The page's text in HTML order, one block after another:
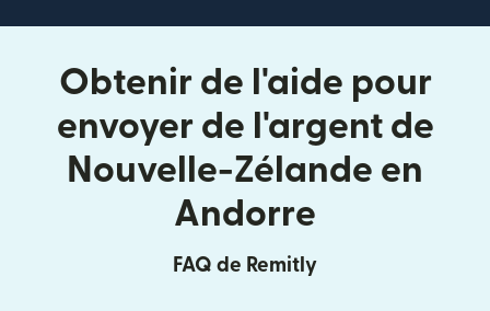
Obtenir de l'aide pour
envoyer de l'argent de
Nouvelle-Zélande en
Andorre
FAQ de Remitly